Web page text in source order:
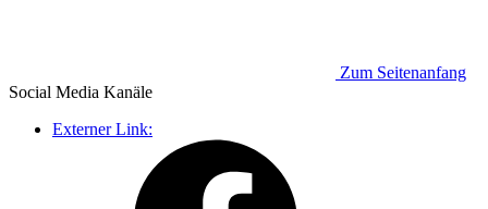
Zum Seitenanfang
Social Media Kanäle
Externer Link: